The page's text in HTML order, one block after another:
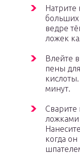
Натрите
больших
ведре
ложек
Влейте
пены
кислоты.
минут.
Сварите
когда